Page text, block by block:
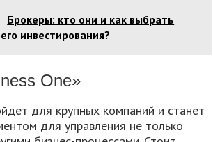
Брокеры: кто они и как выбрать
инвестирования?
One»
для крупных компаний и станет
для управления не только